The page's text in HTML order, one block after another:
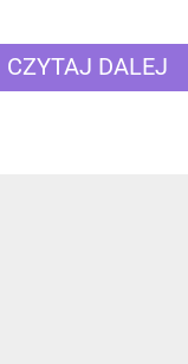
CZYTAJ DALEJ